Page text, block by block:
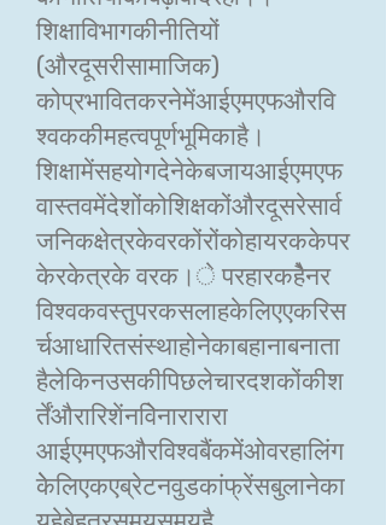
शिक्षाविभागकीनीतियों
(औरदूसरीसामाजिक)
कोप्रभावितकरनेमेंआईएमएफऔरवि
श्वककीमहत्वपूर्णभूमिकाहै।
शिक्षामेंसहयोगदेनेकेबजायआईएमएफ
वास्तवमेंदेशोंकोशिक्षकोंऔरदूसरेसार्व
जनिकक्षेत्रकेवरकोंरोंकोहायरककेपर
केरकेत्रके वरक।े परहारकहैेनर
विश्वकवस्तुपरकसलाहकेलिएएकरिस
र्चआधारितसंस्थाहोनेकाबहानाबनाता
हैलेकिनउसकीपिछलेचारदशकोंकीश
र्तेंऔरारिशेंनवेिनारारारा
आईएमएफऔरविश्वबैंकमेंओवरहालिंग
केेलिएकएब्रेटनवुडकांफ्रेंसबुलानेका